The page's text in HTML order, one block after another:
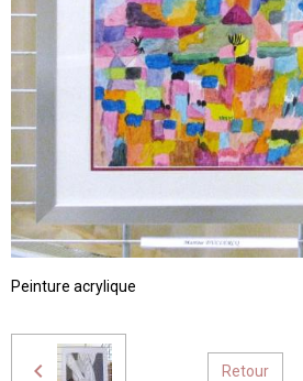
Peinture acrylique
Retour